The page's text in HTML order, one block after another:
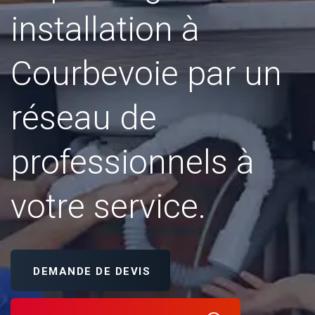
installation à
Courbevoie par un
réseau de
professionnels à
votre service.
DEMANDE DE DEVIS